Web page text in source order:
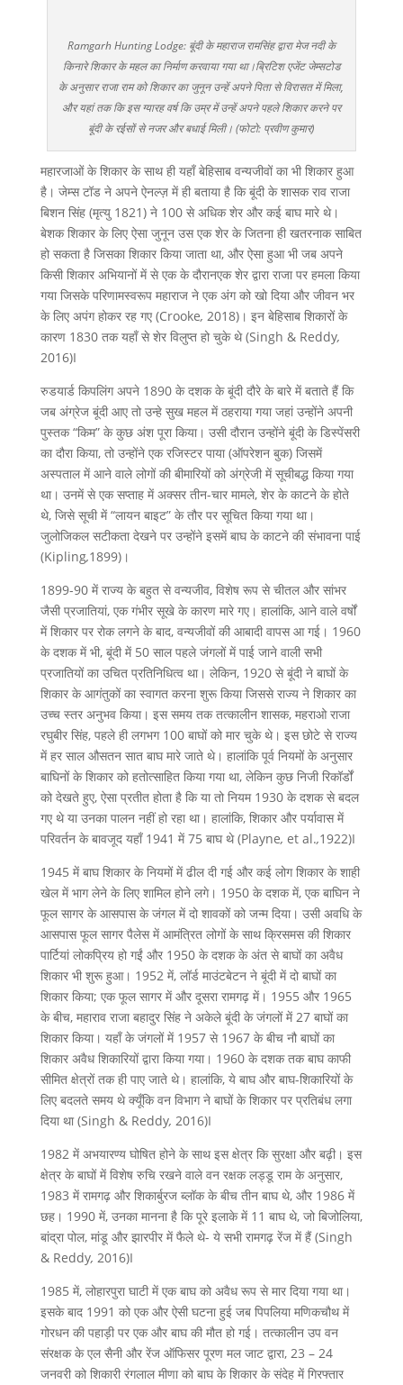
Ramgarh Hunting Lodge: बूंदी के महाराज रामसिंह द्वारा मेज नदी के
किनारे शिकार के महल का निर्माण करवाया गया था।ब्रिटिश एजेंट जेम्सटोड
के अनुसार राजा राम को शिकार का जुनून उन्हें अपने पिता से विरासत में मिला,
और यहां तक कि इस ग्यारह वर्ष कि उम्र में उन्हें अपने पहले शिकार करने पर
बूंदी के रईसों से नजर और बधाई मिली। (फोटो: प्रवीण कुमार)
महारजाओं के शिकार के साथ ही यहाँ बेहिसाब वन्यजीवों का भी शिकार हुआ
है। जेम्स टॉड ने अपने ऐनल्ज़ में ही बताया है कि बूंदी के शासक राव राजा
बिशन सिंह (मृत्यु 1821) ने 100 से अधिक शेर और कई बाघ मारे थे।
बेशक शिकार के लिए ऐसा जुनून उस एक शेर के जितना ही खतरनाक साबित
हो सकता है जिसका शिकार किया जाता था, और ऐसा हुआ भी जब अपने
किसी शिकार अभियानों में से एक के दौरानएक शेर द्वारा राजा पर हमला किया
गया जिसके परिणामस्वरूप महाराज ने एक अंग को खो दिया और जीवन भर
के लिए अपंग होकर रह गए (Crooke, 2018)। इन बेहिसाब शिकारों के
कारण 1830 तक यहाँ से शेर विलुप्त हो चुके थे (Singh & Reddy,
2016)I
रुडयार्ड किपलिंग अपने 1890 के दशक के बूंदी दौरे के बारे में बताते हैं कि
जब अंग्रेज बूंदी आए तो उन्हे सुख महल में ठहराया गया जहां उन्होंने अपनी
पुस्तक “किम” के कुछ अंश पूरा किया। उसी दौरान उन्होंने बूंदी के डिस्पेंसरी
का दौरा किया, तो उन्होंने एक रजिस्टर पाया (ऑपरेशन बुक) जिसमें
अस्पताल में आने वाले लोगों की बीमारियों को अंग्रेजी में सूचीबद्ध किया गया
था। उनमें से एक सप्ताह में अक्सर तीन-चार मामले, शेर के काटने के होते
थे, जिसे सूची में “लायन बाइट” के तौर पर सूचित किया गया था।
जुलोजिकल सटीकता देखने पर उन्होंने इसमें बाघ के काटने की संभावना पाई
(Kipling,1899)।
1899-90 में राज्य के बहुत से वन्यजीव, विशेष रूप से चीतल और सांभर
जैसी प्रजातियां, एक गंभीर सूखे के कारण मारे गए। हालांकि, आने वाले वर्षों
में शिकार पर रोक लगने के बाद, वन्यजीवों की आबादी वापस आ गई। 1960
के दशक में भी, बूंदी में 50 साल पहले जंगलों में पाई जाने वाली सभी
प्रजातियों का उचित प्रतिनिधित्व था। लेकिन, 1920 से बूंदी ने बाघों के
शिकार के आगंतुकों का स्वागत करना शुरू किया जिससे राज्य ने शिकार का
उच्च स्तर अनुभव किया। इस समय तक तत्कालीन शासक, महराओ राजा
रघुबीर सिंह, पहले ही लगभग 100 बाघों को मार चुके थे। इस छोटे से राज्य
में हर साल औसतन सात बाघ मारे जाते थे। हालांकि पूर्व नियमों के अनुसार
बाघिनों के शिकार को हतोत्साहित किया गया था, लेकिन कुछ निजी रिकॉर्डों
को देखते हुए, ऐसा प्रतीत होता है कि या तो नियम 1930 के दशक से बदल
गए थे या उनका पालन नहीं हो रहा था। हालांकि, शिकार और पर्यावास में
परिवर्तन के बावजूद यहाँ 1941 में 75 बाघ थे (Playne, et al.,1922)I
1945 में बाघ शिकार के नियमों में ढील दी गई और कई लोग शिकार के शाही
खेल में भाग लेने के लिए शामिल होने लगे। 1950 के दशक में, एक बाघिन ने
फूल सागर के आसपास के जंगल में दो शावकों को जन्म दिया। उसी अवधि के
आसपास फूल सागर पैलेस में आमंत्रित लोगों के साथ क्रिसमस की शिकार
पार्टियां लोकप्रिय हो गईं और 1950 के दशक के अंत से बाघों का अवैध
शिकार भी शुरू हुआ। 1952 में, लॉर्ड माउंटबेटन ने बूंदी में दो बाघों का
शिकार किया; एक फूल सागर में और दूसरा रामगढ़ में। 1955 और 1965
के बीच, महाराव राजा बहादुर सिंह ने अकेले बूंदी के जंगलों में 27 बाघों का
शिकार किया। यहाँ के जंगलों में 1957 से 1967 के बीच नौ बाघों का
शिकार अवैध शिकारियों द्वारा किया गया। 1960 के दशक तक बाघ काफी
सीमित क्षेत्रों तक ही पाए जाते थे। हालांकि, ये बाघ और बाघ-शिकारियों के
लिए बदलते समय थे क्यूँकि वन विभाग ने बाघों के शिकार पर प्रतिबंध लगा
दिया था (Singh & Reddy, 2016)I
1982 में अभयारण्य घोषित होने के साथ इस क्षेत्र कि सुरक्षा और बढ़ी। इस
क्षेत्र के बाघों में विशेष रुचि रखने वाले वन रक्षक लड्डू राम के अनुसार,
1983 में रामगढ़ और शिकार्बुरज ब्लॉक के बीच तीन बाघ थे, और 1986 में
छह। 1990 में, उनका मानना है कि पूरे इलाके में 11 बाघ थे, जो बिजोलिया,
बांद्रा पोल, मांडू और झारपीर में फैले थे- ये सभी रामगढ़ रेंज में हैं (Singh
& Reddy, 2016)I
1985 में, लोहारपुरा घाटी में एक बाघ को अवैध रूप से मार दिया गया था।
इसके बाद 1991 को एक और ऐसी घटना हुई जब पिपलिया मणिकचौथ में
गोरधन की पहाड़ी पर एक और बाघ की मौत हो गई। तत्कालीन उप वन
संरक्षक के एल सैनी और रेंज ऑफिसर पूरण मल जाट द्वारा, 23 – 24
जनवरी को शिकारी रंगलाल मीणा को बाघ के शिकार के संदेह में गिरफ्तार